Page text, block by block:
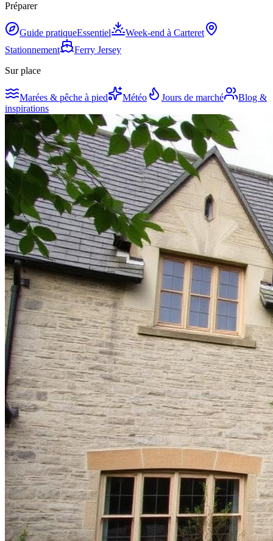
Préparer
Guide pratiqueEssentiel
Week-end à Carteret
Stationnement
Ferry Jersey
Sur place
Marées & pêche à pied Météo Jours de marché
Blog &
inspirations